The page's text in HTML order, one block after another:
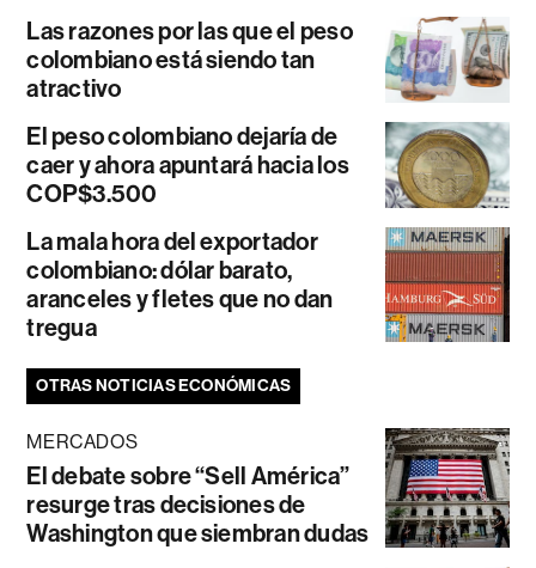
Las razones por las que el peso
colombiano está siendo tan
atractivo
El peso colombiano dejaría de
caer y ahora apuntará hacia los
COP$3.500
La mala hora del exportador
colombiano: dólar barato,
aranceles y fletes que no dan
tregua
OTRAS NOTICIAS ECONÓMICAS
MERCADOS
El debate sobre “Sell América”
resurge tras decisiones de
Washington que siembran dudas